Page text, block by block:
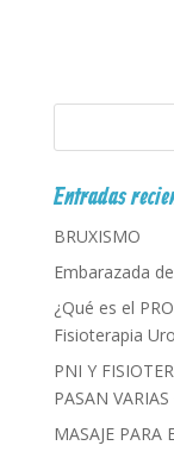
Entradas
BRUXISMO
Embarazada
¿Qué es el
Fisioterapia
PNI Y
PASAN
MASAJE PARA